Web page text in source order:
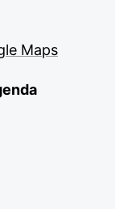
Maps